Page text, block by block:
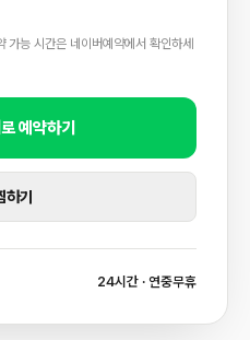
가능 시간은 네이버예약에서 확인하세
예약하기
하기
24시간 · 연중무휴